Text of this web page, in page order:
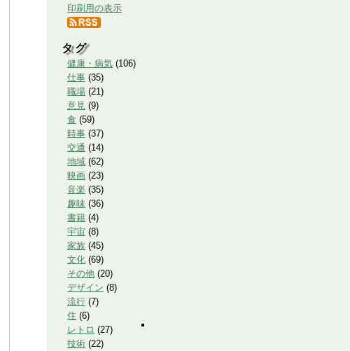
印刷用の表示
タグ
健康・病気 (106)
仕事 (35)
職場 (21 )
意見 (9)
食 (59)
時事 (37)
交通 (14)
地域 (62)
映画 (23)
音楽 (35)
趣味 (36)
書籍 (4)
宇宙 (8)
家族 (45)
文化 (69)
その他 (20)
デザイン (8)
流行 (7)
住 (6)
レトロ (27)
技術 (22)